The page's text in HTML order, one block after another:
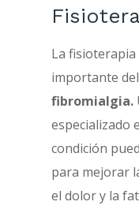
La
importante
fibromialgia.
especializado
condición
para mejorar
el dolor y la